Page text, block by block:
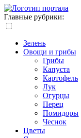
Главные рубрики:
Зелень
Овощи и грибы
Грибы
Капуста
Картофель
Лук
Огурцы
Перец
Помидоры
Чеснок
Цветы